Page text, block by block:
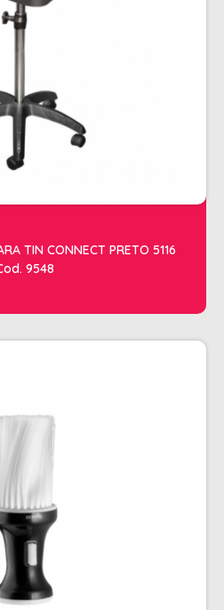
+ ACESSORIOS
+ ACESSORIOS
TIN CONNECT PRETO 5116
9548